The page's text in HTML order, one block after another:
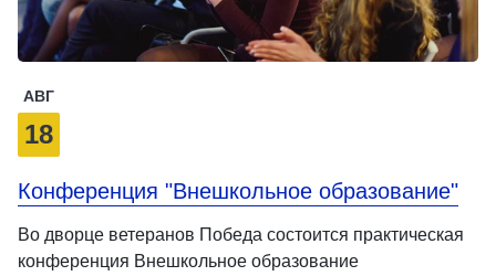
АВГ
18
Конференция "Внешкольное образование"
Во дворце ветеранов Победа состоится практическая
конференция Внешкольное образование